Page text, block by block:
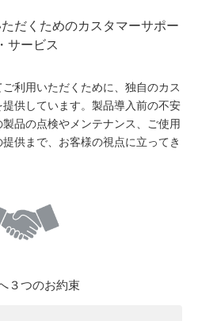
だくためのカスタマーサポー
サービス
利用いただくために、独自のカス
供しています。製品導入前の不安
品の点検やメンテナンス、ご使用
供まで、お客様の視点に立ってき
３つのお約束